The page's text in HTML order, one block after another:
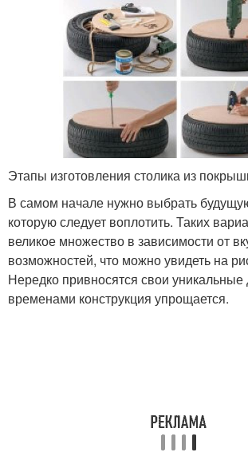
Этапы изготовления столика из
В самом начале нужно выбрать
которую следует воплотить. Таких
великое множество в зависимости от
возможностей, что можно увидеть на
Нередко привносятся свои уникальные
временами конструкция упрощается.